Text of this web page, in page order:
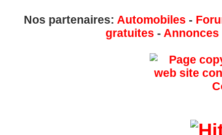
Nos partenaires: Automobiles -
gratuites -